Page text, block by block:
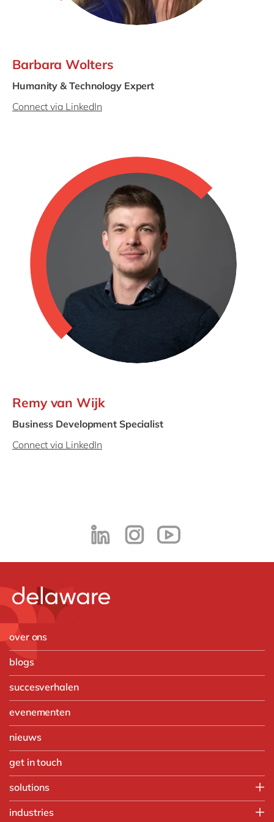
Barbara Wolters
Humanity & Technology Expert
Connect via LinkedIn
Remy van Wijk
Business Development Specialist
Connect via LinkedIn
over ons
blogs
succesverhalen
evenementen
nieuws
get in touch
solutions
Customer Experience
industries